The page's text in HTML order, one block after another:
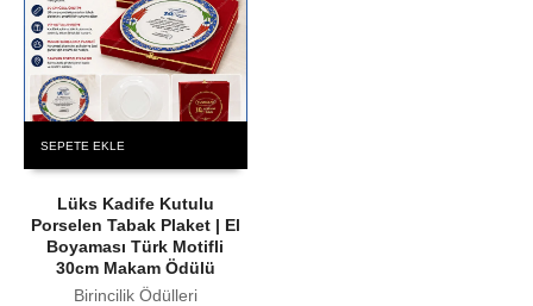
SEPETE EKLE
Lüks Kadife Kutulu
Porselen Tabak Plaket | El
Boyaması Türk Motifli
30cm Makam Ödülü
Birincilik Ödülleri